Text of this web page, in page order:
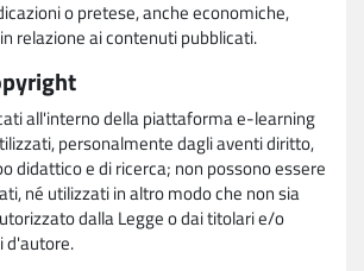
o pretese, anche economiche,
relazione ai contenuti pubblicati.
all'interno della piattaforma e-learning
personalmente dagli aventi diritto,
didattico e di ricerca; non possono essere
né utilizzati in altro modo che non sia
dalla Legge o dai titolari e/o
d'autore.